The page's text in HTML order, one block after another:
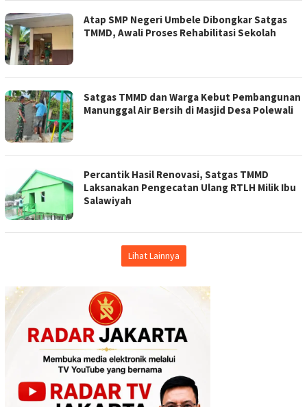
Atap SMP Negeri Umbele Dibongkar Satgas
TMMD, Awali Proses Rehabilitasi Sekolah
Satgas TMMD dan Warga Kebut Pembangunan
Manunggal Air Bersih di Masjid Desa Polewali
Percantik Hasil Renovasi, Satgas TMMD
Laksanakan Pengecatan Ulang RTLH Milik Ibu
Salawiyah
Lihat Lainnya